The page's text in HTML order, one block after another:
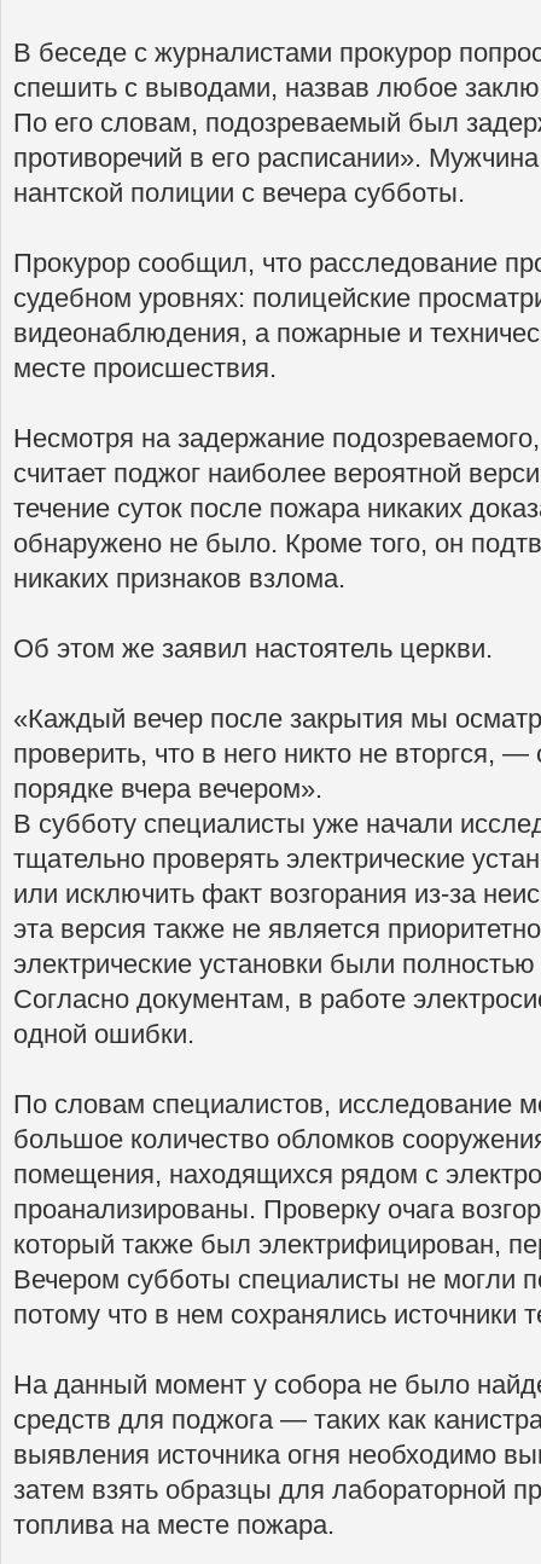
В беседе с журналистами прокурор
спешить с выводами, назвав любое
По его словам, подозреваемый был
противоречий в его расписании».
нантской полиции с вечера субботы.
Прокурор сообщил, что расследование
судебном уровнях: полицейские
видеонаблюдения, а пожарные и
месте происшествия.
Несмотря на задержание
считает поджог наиболее вероятной
течение суток после пожара никаких
обнаружено не было. Кроме того, он
никаких признаков взлома.
Об этом же заявил настоятель церкви.
«Каждый вечер после закрытия мы
проверить, что в него никто не вторгся,
порядке вчера вечером».
В субботу специалисты уже начали
тщательно проверять электрические
или исключить факт возгорания из-за
эта версия также не является
электрические установки были
Согласно документам, в работе
одной ошибки.
По словам специалистов, исследование
большое количество обломков
помещения, находящихся рядом с
проанализированы. Проверку очага
который также был электрифицирован,
Вечером субботы специалисты не могли
потому что в нем сохранялись источники
На данный момент у собора не было
средств для поджога — таких как
выявления источника огня необходимо
затем взять образцы для лабораторной
топлива на месте пожара.